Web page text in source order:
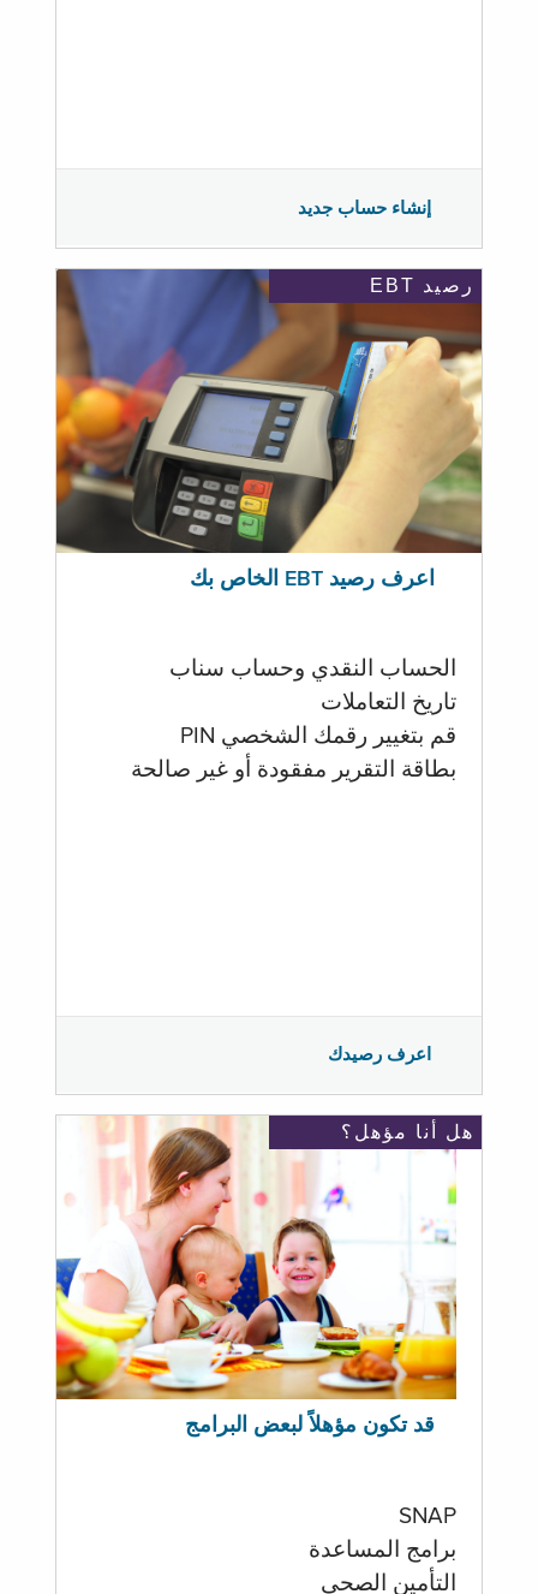
إنشاء حساب جديد
رصيد EBT
اعرف رصيد EBT الخاص بك
الحساب النقدي وحساب سناب
تاريخ التعاملات
قم بتغيير رقمك الشخصي PIN
بطاقة التقرير مفقودة أو غير صالحة
اعرف رصيدك
هل أنا مؤهل؟
قد تكون مؤهلاً لبعض البرامج
SNAP
برامج المساعدة
التأمين الصحي